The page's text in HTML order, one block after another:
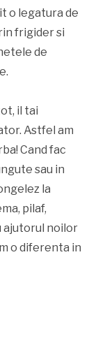
o legatura de
frigider si
de
il tai
Astfel am
Cand fac
sau in
la
pilaf,
ajutorul noilor
o diferenta in